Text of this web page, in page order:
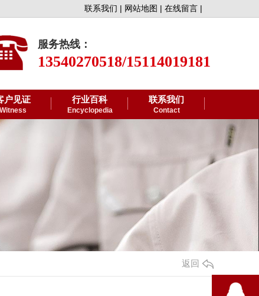
在线留言 |
网站地图 |
联系我们 |
服务热线：
13540270518/15114019181
户见证
Witness
行业百科
Encyclopedia
联系我们
Contact
返回